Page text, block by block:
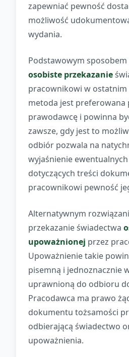
zapewniać pewność
możliwość
wydania.
Podstawowym
osobiste przekazanie
pracownikowi w ostatnim
metoda jest preferowana
prawodawcę i powinna
zawsze, gdy jest to
odbiór pozwala na
wyjaśnienie
dotyczących treści
pracownikowi pewność
Alternatywnym
przekazanie świadectwa
upoważnionej przez
Upoważnienie takie
pisemną i jednoznacznie
uprawnioną do odbioru
Pracodawca ma prawo
dokumentu tożsamości
odbierającą świadectwo
upoważnienia.